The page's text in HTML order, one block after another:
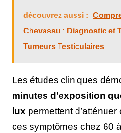
découvrez aussi :
Chevassu : Diagnostic et
Tumeurs Testiculaires
Les études cliniques
minutes d’exposition
lux permettent
ces symptômes chez 60